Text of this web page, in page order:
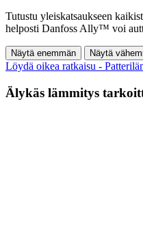
Tutustu yleiskatsaukseen
helposti Danfoss Ally™ voi
Näytä enemmän Näytä
Löydä oikea ratkaisu -
Älykäs lämmitys